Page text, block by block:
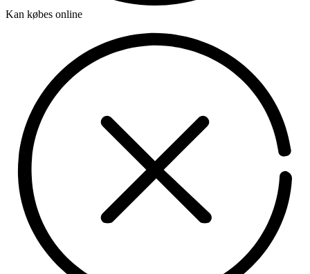
Kan købes online